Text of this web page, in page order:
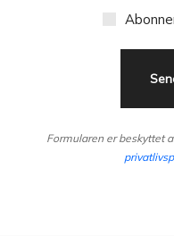
Formularen er beskyttet